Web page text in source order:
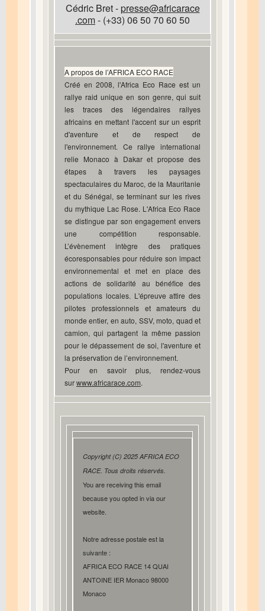
Cédric Bret - presse@africarace
.com- (+33) 06 50 70 60 50
A propos de l’AFRICA ECO RACE
Créé en 2008, l'Africa Eco Race est un
rallye raid unique en son genre, qui suit
les traces des légendaires rallyes
africains en mettant l'accent sur un esprit
d'aventure et de respect de
l'environnement. Ce rallye international
relie Monaco à Dakar et propose des
étapes à travers les paysages
spectaculaires du Maroc, de la Mauritanie
et du Sénégal, se terminant sur les rives
du mythique Lac Rose. L'Africa Eco Race
se distingue par son engagement envers
une compétition responsable.
L’évènement intègre des pratiques
écoresponsables pour réduire son impact
environnemental et met en place des
actions de solidarité au bénéfice des
populations locales. L'épreuve attire des
pilotes professionnels et amateurs du
monde entier, en auto, SSV, moto, quad et
camion, qui partagent la même passion
pour le dépassement de soi, l'aventure et
la préservation de l’environnement.
Pour en savoir plus, rendez-vous
surwww.africarace.com.
Copyright (C) 2025 AFRICA ECO
RACE. Tous droits réservés.
You are receiving this email
because you opted in via our
website.
Notre adresse postale est la
suivante :
AFRICA ECO RACE 14 QUAI
ANTOINE IER Monaco 98000
Monaco